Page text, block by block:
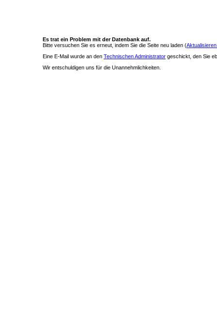
Es trat ein Problem mit der Datenbank auf.
Bitte versuchen Sie es erneut, indem Sie die Seite neu laden (
Eine E-Mail wurde an den Technischen Administrator geschickt, den Sie
Wir entschuldigen uns für die Unannehmlichkeiten.